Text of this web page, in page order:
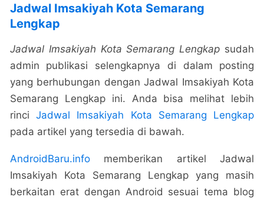
Jadwal Imsakiyah Kota Semarang
Lengkap
Jadwal Imsakiyah Kota Semarang Lengkap sudah
admin publikasi selengkapnya di dalam posting
yang berhubungan dengan Jadwal Imsakiyah Kota
Semarang Lengkap ini. Anda bisa melihat lebih
rinci Jadwal Imsakiyah Kota Semarang Lengkap
pada artikel yang tersedia di bawah.
AndroidBaru.infomemberikan artikel Jadwal
Imsakiyah Kota Semarang Lengkap yang masih
berkaitan erat dengan Android sesuai tema blog